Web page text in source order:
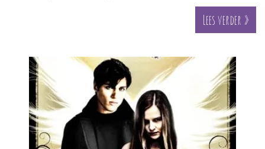
Lees verder »